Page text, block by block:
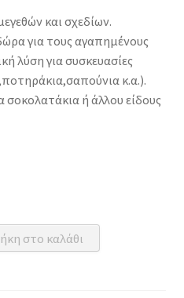
και σχεδίων.
για τους αγαπημένους
λύση για συσκευασίες
κ.α.).
σοκολατάκια ή άλλου είδους
στο καλάθι